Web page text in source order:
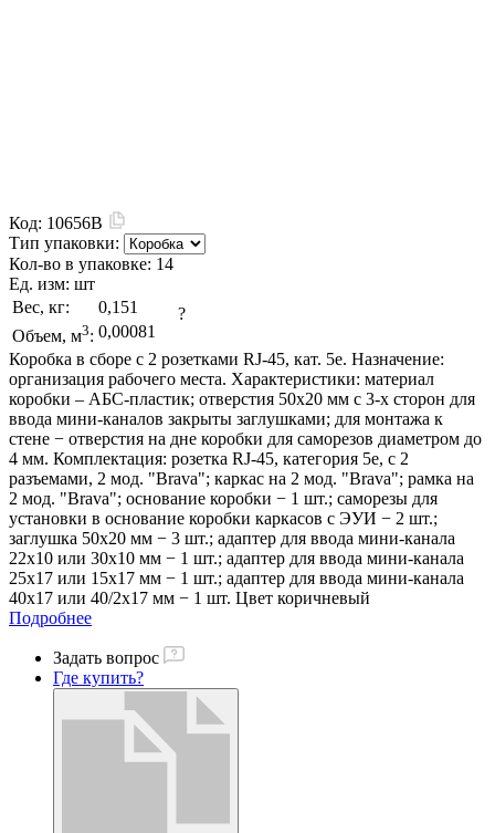
Код: 10656B
Тип упаковки:
Кол-во в упаковке: 14
Ед. изм: шт
Вес, кг:
0,151
Объем, м3: 0,00081
?
Коробка в сборе с 2 розетками RJ-45, кат. 5е. Назначение:
организация рабочего места. Характеристики: материал
коробки – АБС-пластик; отверстия 50х20 мм с 3-х сторон для
ввода мини-каналов закрыты заглушками; для монтажа к
стене − отверстия на дне коробки для саморезов диаметром до
4 мм. Комплектация: розетка RJ-45, категория 5e, с 2
разъемами, 2 мод. "Brava"; каркас на 2 мод. "Brava"; рамка на
2 мод. "Brava"; основание коробки − 1 шт.; саморезы для
установки в основание коробки каркасов с ЭУИ − 2 шт.;
заглушка 50х20 мм − 3 шт.; адаптер для ввода мини-канала
22х10 или 30х10 мм − 1 шт.; адаптер для ввода мини-канала
25х17 или 15х17 мм − 1 шт.; адаптер для ввода мини-канала
40х17 или 40/2х17 мм − 1 шт. Цвет коричневый
Подробнее
Задать вопрос
Где купить?